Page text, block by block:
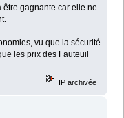
être gagnante car elle ne
vu que la sécurité
les prix des Fauteuil
IP archivée